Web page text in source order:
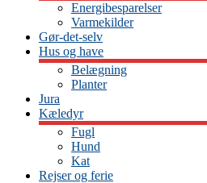
Energibesparelser
Varmekilder
Gør-det-selv
Hus og have
Belægning
Planter
Jura
Kæledyr
Fugl
Hund
Kat
Rejser og ferie